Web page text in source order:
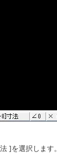
]を選択します。